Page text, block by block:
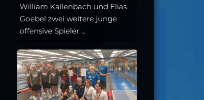
William Kallenbach und Elias
Goebel zwei weitere junge
offensive Spieler ...